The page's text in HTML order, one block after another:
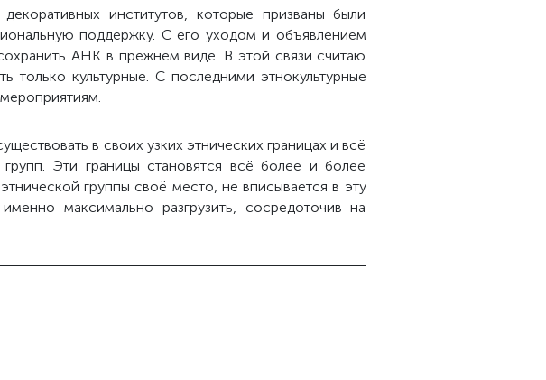
институтов, которые призваны были
поддержку. С его уходом и объявлением
АНК в прежнем виде. В этой связи считаю
только культурные. С последними этнокультурные
в своих узких этнических границах и всё
Эти границы становятся всё более и более
группы своё место, не вписывается в эту
максимально разгрузить, сосредоточив на